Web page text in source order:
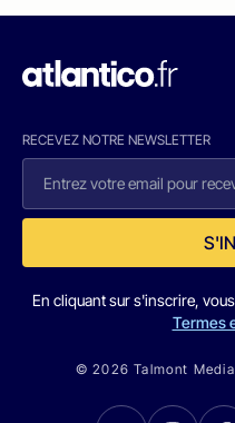
RECEVEZ NOTRE NEWSLETTER
En cliquant sur s'inscrire,
Termes
© 2026 Talmont